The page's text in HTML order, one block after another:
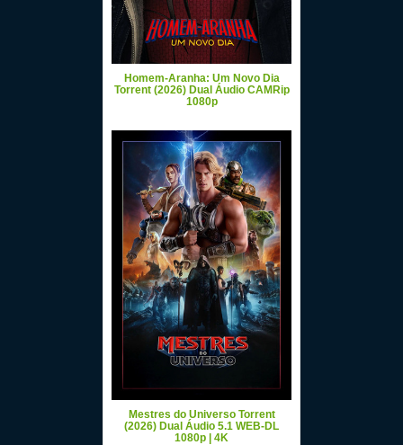
Homem-Aranha: Um Novo Dia
Torrent (2026) Dual Áudio CAMRip
1080p
Mestres do Universo Torrent
(2026) Dual Áudio 5.1 WEB-DL
1080p | 4K